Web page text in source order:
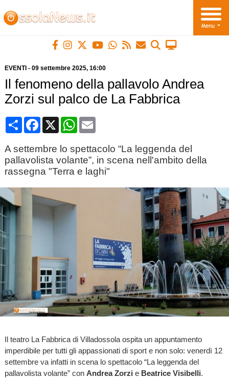
EVENTI - 09 settembre 2025, 16:00
Il fenomeno della pallavolo Andrea
Zorzi sul palco de La Fabbrica
CondividiFacebook
X WhatsApp
Email
A settembre lo spettacolo “La leggenda del
pallavolista volante”, in scena nell'ambito della
rassegna "Terra e laghi"
Il teatro La Fabbrica di Villadossola ospita un appuntamento
imperdibile per tutti gli appassionati di sport e non solo: venerdì 12
settembre va infatti in scena lo spettacolo “La leggenda del
pallavolista volante” con Andrea Zorzi e Beatrice Visibelli.